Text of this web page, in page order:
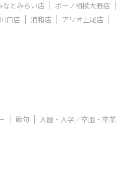
なとみらい店
ボーノ相模大野店
川口店 浦和店
アリオ上尾店
節句
入園・入学／卒園・卒業